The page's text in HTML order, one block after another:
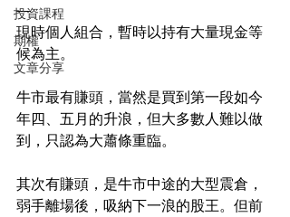
投資課程
期權
文章分享
—
現時個人組合，暫時以持有大量現金等
候為主。
牛市最有賺頭，當然是買到第一段如今
年四、五月的升浪，但大多數人難以做
到，只認為大蕭條重臨。
其次有賺頭，是牛市中途的大型震倉，
弱手離場後，吸納下一浪的股王。但前